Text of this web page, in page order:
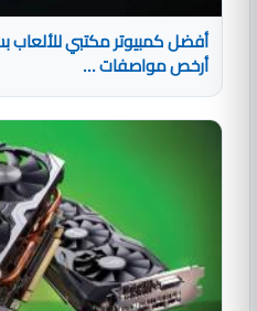
أرخص مواصفات ...